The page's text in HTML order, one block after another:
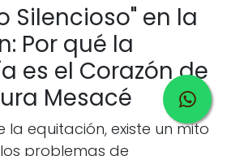
Silencioso" en la
Por qué la
es el Corazón de
Mesacé
la equitación, existe un mito
problemas de